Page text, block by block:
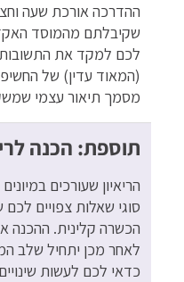
ההדרכה אורכת שעה
שקיבלתם מהמוסד
לכם למקד את
(המאוד עדין) של
מסמך תיאור עצמי
תוספת: הכנה
הריאיון שעורכים
סוגי שאלות צפויים
הכשרה קלינית. ההכנה
לאחר מכן יתחיל שלב
כדאי לכם לעשות